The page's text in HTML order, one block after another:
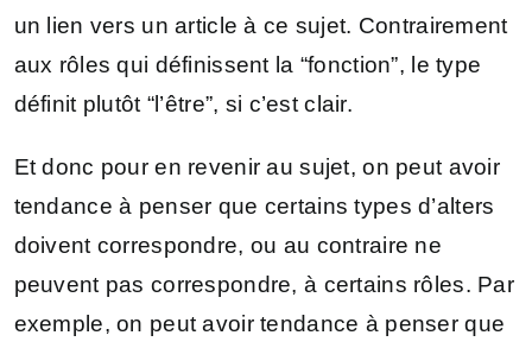
un lien vers un article à ce sujet. Contrairement
aux rôles qui définissent la “fonction”, le type
définit plutôt “l’être”, si c’est clair.
Et donc pour en revenir au sujet, on peut avoir
tendance à penser que certains types d’alters
doivent correspondre, ou au contraire ne
peuvent pas correspondre, à certains rôles. Par
exemple, on peut avoir tendance à penser que